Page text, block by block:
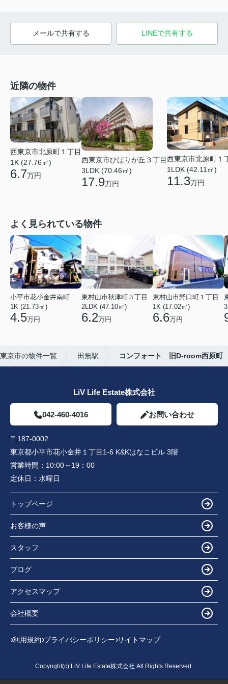
メールで共有する LINEで共有する
近隣の物件
西東京市北原町１丁目
1K (27.76㎡)
6.7万円
西東京市ひばりが丘３丁目
3LDK (70.46㎡)
17.9万円
西東京市北原町１
1LDK (42.11㎡)
11.3万円
よく見られている物件
小平市花小金井南町１丁目
1K (21.73㎡)
4.5万円
東村山市秋津町３丁目
2LDK (47.10㎡)
6.2万円
東村山市野口町１丁目
1K (17.02㎡)
6.6万円
京市の物件一覧 田無駅 コンフォート 旧D-room西原町
LiV Life Estate株式会社
042-460-4016 お問い合わせ
〒187-0002
東京都小平市花小金井１丁目1-6 K&Kはなこビル 3階
営業時間： 10:00～19：00
定休日： 水曜日
トップページ
お客様の声
スタッフ
ブログ
アクセスマップ
会社概要
利用規約 プライバシーポリシー サイトマップ
Copyright(c) LiV Life Estate株式会社 All Rights Reserved.